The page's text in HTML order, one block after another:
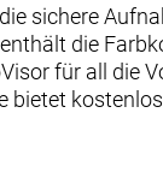
sichere
die
für all die
bietet